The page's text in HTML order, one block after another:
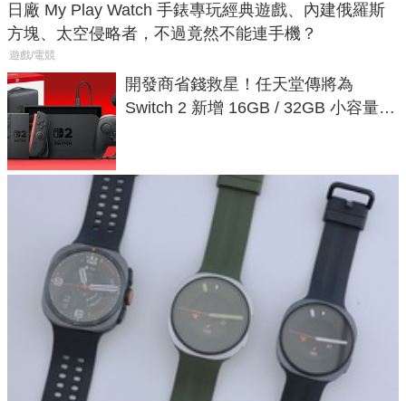
日廠 My Play Watch 手錶專玩經典遊戲、內建俄羅斯
方塊、太空侵略者，不過竟然不能連手機？
遊戲/電競
開發商省錢救星！任天堂傳將為
Switch 2 新增 16GB / 32GB 小容量遊